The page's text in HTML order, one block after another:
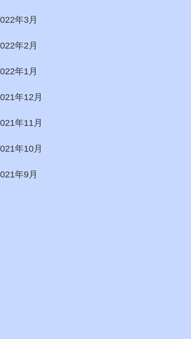
年3月
年2月
年1月
年12月
年11月
年10月
年9月